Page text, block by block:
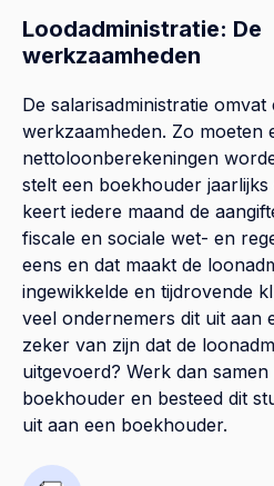
Loodadministratie: De
werkzaamheden
De salarisadministratie omvat
werkzaamheden. Zo moeten
nettoloonberekeningen
stelt een boekhouder
keert iedere maand de
fiscale en sociale wet- en
eens en dat maakt de
ingewikkelde en tijdrovende
veel ondernemers dit uit aan
zeker van zijn dat de
uitgevoerd? Werk dan
boekhouder en besteed dit
uit aan een boekhouder.